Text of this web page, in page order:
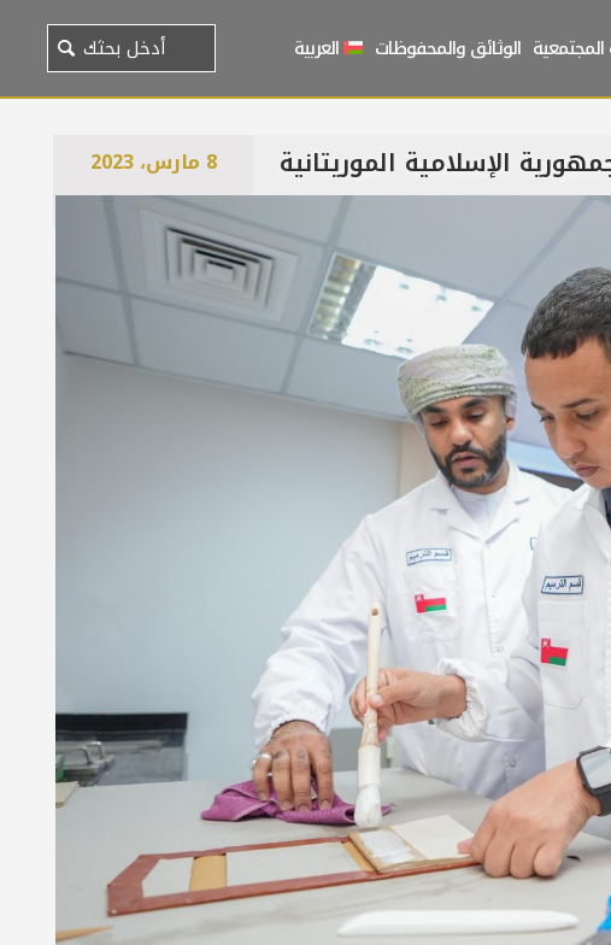
الوثائق والمحفوظات العربية
الإسلامية الموريتانية 8 مارس، 2023